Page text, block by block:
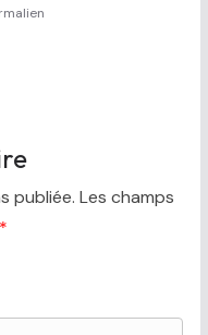
publiée. Les champs
*